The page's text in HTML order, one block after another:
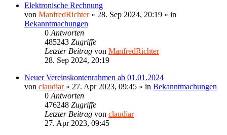
Elektronische Rechnung
von ManfredRichter» 28. Sep 2024, 20:19 » in
Bekanntmachungen
0 Antworten
485243 Zugriffe
Letzter Beitrag von ManfredRichter
28. Sep 2024, 20:19
Neuer Vereinskontenrahmen ab 01.01.2024
von claudiar» 27. Apr 2023, 09:45 » in Bekanntmachungen
0 Antworten
476248 Zugriffe
Letzter Beitrag von claudiar
27. Apr 2023, 09:45